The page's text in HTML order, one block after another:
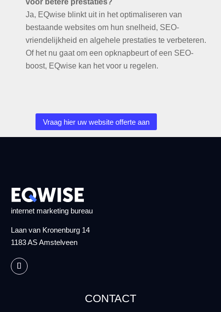
voor betere prestaties?
Ja, EQwise blinkt uit in het optimaliseren van
bestaande websites om hun snelheid, SEO-
vriendelijkheid en algehele prestaties te verbeteren.
Of het nu gaat om een ​​opknapbeurt of een SEO-
boost, EQwise kan het voor u regelen.
Vraag hier uw website offerte aan
internet marketing bureau
Laan van Kronenburg 14
1183 AS Amstelveen
CONTACT